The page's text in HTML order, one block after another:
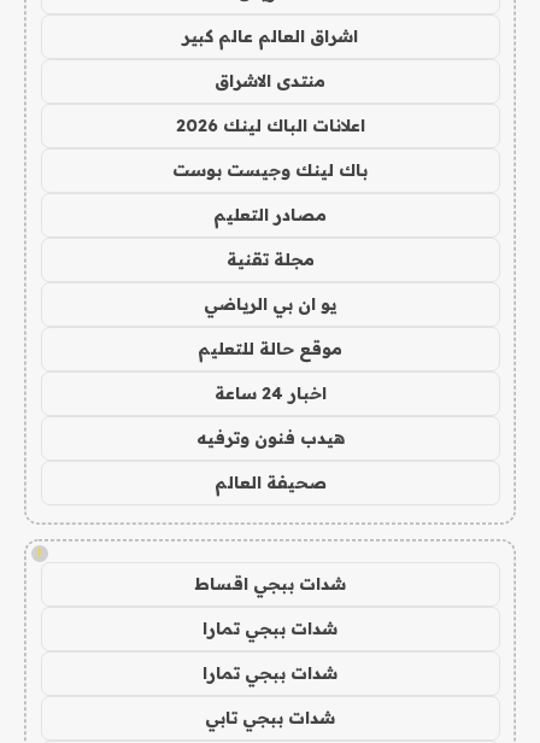
اشراق العالم عالم كبير
منتدى الاشراق
اعلانات الباك لينك 2026
باك لينك وجيست بوست
مصادر التعليم
مجلة تقنية
يو ان بي الرياضي
موقع حالة للتعليم
اخبار 24 ساعة
هيدب فنون وترفيه
صحيفة العالم
!
شدات ببجي اقساط
شدات ببجي تمارا
شدات ببجي تمارا
شدات ببجي تابي